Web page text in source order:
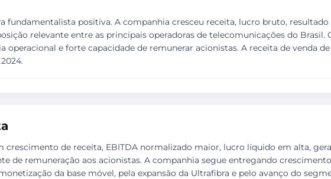
fundamentalista positiva. A companhia cresceu receita, lucro bruto,
relevante entre as principais operadoras de telecomunicações do
operacional e forte capacidade de remunerar acionistas. A receita de venda
crescimento de receita, EBITDA normalizado maior, lucro líquido em alta,
de remuneração aos acionistas. A companhia segue entregando
da base móvel, pela expansão da Ultrafibra e pelo avanço do